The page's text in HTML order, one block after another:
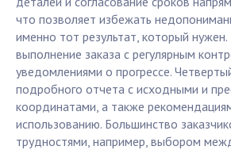
что позволяет избежать
именно тот результат, который
выполнение заказа с регулярным
уведомлениями о прогрессе.
подробного отчета с исходными и
координатами, а также
использованию. Большинство
трудностями, например, выбором